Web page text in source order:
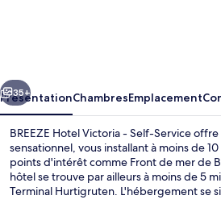
Self-
Service
Suivant
35+
PrésentationChambresEmplacement
BREEZE Hotel Victoria - Self-Service
sensationnel, vous installant à moins de
points d'intérêt comme Front de mer de
hôtel se trouve par ailleurs à moins de 5
Terminal Hurtigruten. L'hébergement se